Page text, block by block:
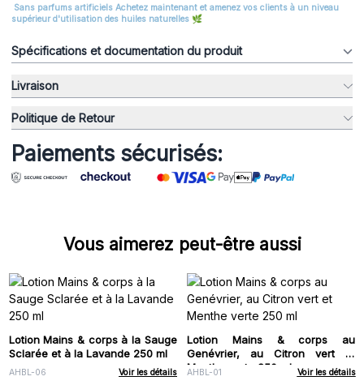
Sans parfums artificiels Achetez maintenant et amenez vos clients à un niveau
supérieur d'utilisation des huiles naturelles 🌿
Spécifications et documentation du produit
Livraison
Politique de Retour
Paiements sécurisés:
Vous aimerez peut-être aussi
Lotion Mains & corps à la Sauge
Sclarée et à la Lavande 250 ml
AHBL-06 Voir les détails
Lotion Mains & corps au
Genévrier, au Citron vert et
Menthe verte 250 ml
AHBL-01 Voir les détails